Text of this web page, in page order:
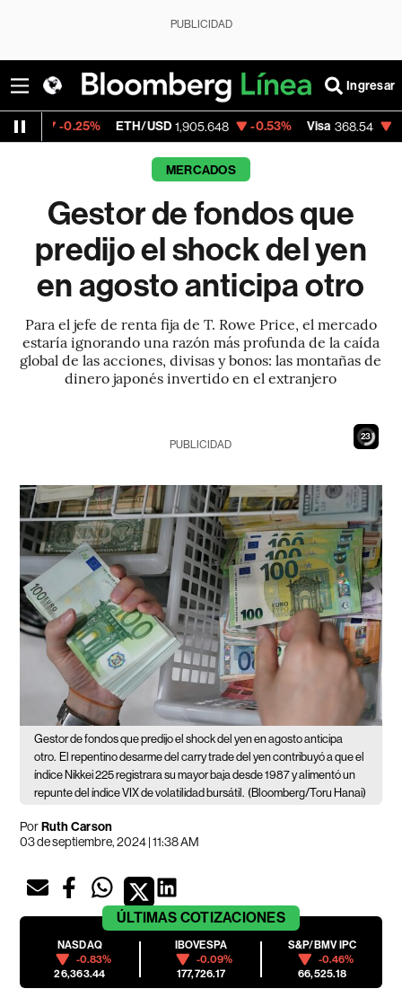
PUBLICIDAD
Ingresar
ETH/USD 1,905.648 -0.53% Visa 368.54 -0.28%
MERCADOS
Gestor de fondos que
predijo el shock del yen
en agosto anticipa otro
Para el jefe de renta fija de T. Rowe Price, el mercado
estaría ignorando una razón más profunda de la caída
global de las acciones, divisas y bonos: las montañas de
dinero japonés invertido en el extranjero
21
PUBLICIDAD
Gestor de fondos que predijo el shock del yen en agosto anticipa
otro. El repentino desarme del carry trade del yen contribuyó a que el
índice Nikkei 225 registrara su mayor baja desde 1987 y alimentó un
repunte del índice VIX de volatilidad bursátil. (Bloomberg/Toru Hanai)
PorRuth Carson
03 de septiembre, 2024 | 11:38 AM
ÚLTIMAS COTIZACIONES
NASDAQ
-0.83%
26,363.44
IBOVESPA
-0.09%
177,726.17
S&P/BMV IPC
-0.46%
66,525.18